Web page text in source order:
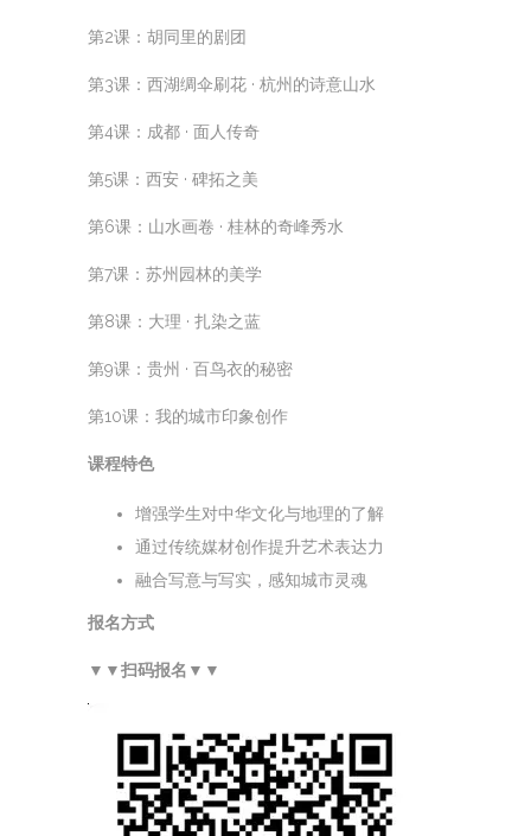
第2课：胡同里的剧团
第3课：西湖绸伞刷花 · 杭州的诗意山水
第4课：成都 · 面人传奇
第5课：西安 · 碑拓之美
第6课：山水画卷 · 桂林的奇峰秀水
第7课：苏州园林的美学
第8课：大理 · 扎染之蓝
第9课：贵州 · 百鸟衣的秘密
第10课：我的城市印象创作
课程特色
增强学生对中华文化与地理的了解
通过传统媒材创作提升艺术表达力
融合写意与写实，感知城市灵魂
报名方式
▼▼扫码报名▼▼